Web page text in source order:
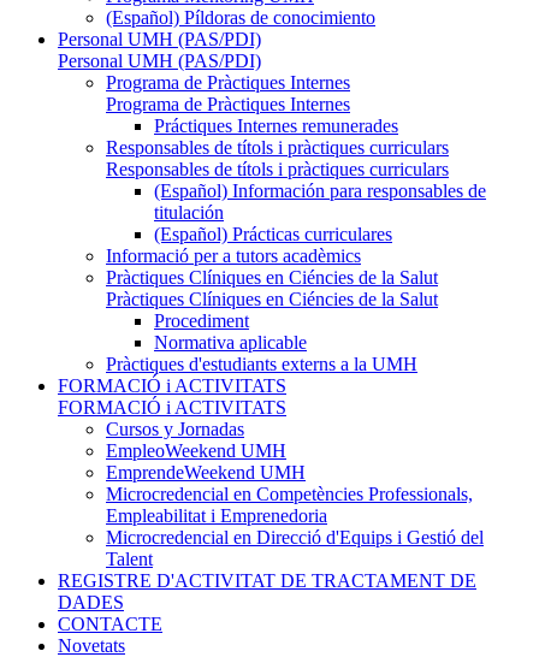
(Español) Píldoras de conocimiento
Personal UMH (PAS/PDI)
Personal UMH (PAS/PDI)
Programa de Pràctiques Internes
Programa de Pràctiques Internes
Práctiques Internes remunerades
Responsables de títols i pràctiques curriculars
Responsables de títols i pràctiques curriculars
(Español) Información para responsables de
titulación
(Español) Prácticas curriculares
Informació per a tutors acadèmics
Pràctiques Clíniques en Ciéncies de la Salut
Pràctiques Clíniques en Ciéncies de la Salut
Procediment
Normativa aplicable
Pràctiques d'estudiants externs a la UMH
FORMACIÓ i ACTIVITATS
FORMACIÓ i ACTIVITATS
Cursos y Jornadas
EmpleoWeekend UMH
EmprendeWeekend UMH
Microcredencial en Competències Professionals,
Empleabilitat i Emprenedoria
Microcredencial en Direcció d'Equips i Gestió del
Talent
REGISTRE D'ACTIVITAT DE TRACTAMENT DE
DADES
CONTACTE
Novetats